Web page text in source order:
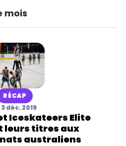
mois
RÉCAP
3 déc. 2019
Iceskateers Elite
leurs titres aux
australiens